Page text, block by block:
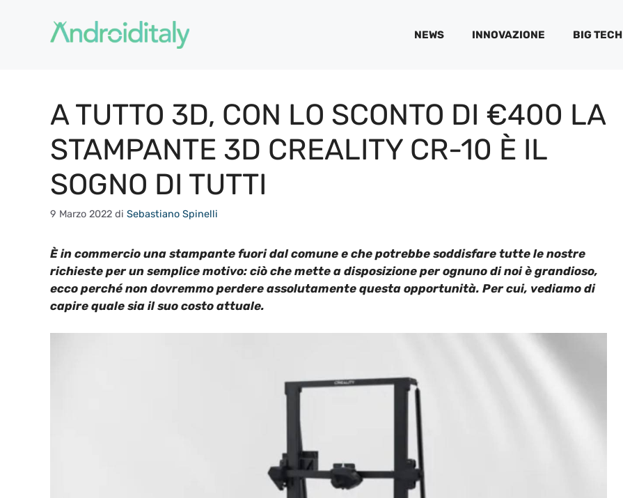
contenuto
NEWS INNOVAZIONE BIG TECH
A TUTTO 3D, CON LO SCONTO DI €400 LA
STAMPANTE 3D CREALITY CR-10 È IL
SOGNO DI TUTTI
9 Marzo 2022 di Sebastiano Spinelli
È in commercio una stampante fuori dal comune e che potrebbe soddisfare tutte le nostre
richieste per un semplice motivo: ciò che mette a disposizione per ognuno di noi è grandioso,
ecco perché non dovremmo perdere assolutamente questa opportunità. Per cui, vediamo di
capire quale sia il suo costo attuale.